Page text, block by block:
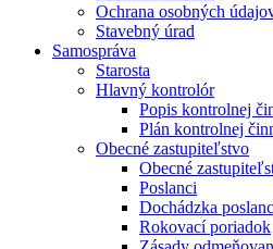
Ochrana osobných
Stavebný úrad
Samospráva
Starosta
Hlavný kontrolór
Popis kontrolnej
Plán kontrolnej
Obecné zastupiteľstvo
Obecné
Poslanci
Dochádzka
Rokovací poriadok